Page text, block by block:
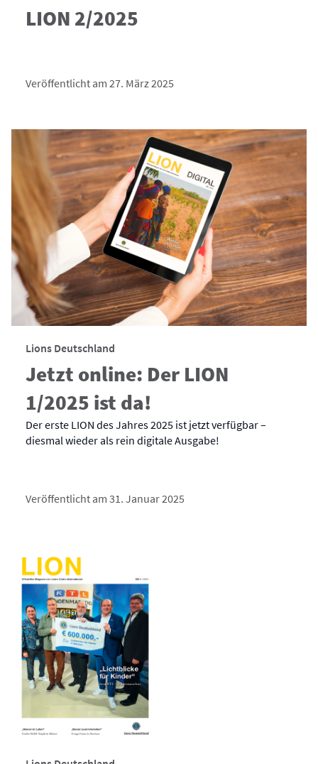
LION 2/2025
Veröffentlicht am 27. März 2025
Lions Deutschland
Jetzt online: Der LION
1/2025 ist da!
Der erste LION des Jahres 2025 ist jetzt verfügbar –
diesmal wieder als rein digitale Ausgabe!
Veröffentlicht am 31. Januar 2025